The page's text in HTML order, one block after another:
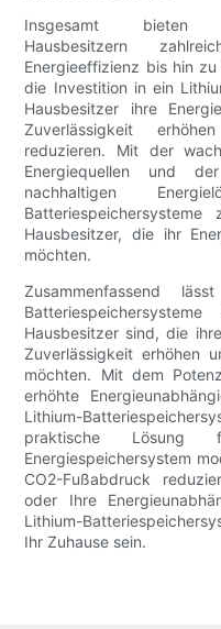
Insgesamt bieten
Hausbesitzern
Energieeffizienz bis hin
die Investition in ein
Hausbesitzer ihre
Zuverlässigkeit
reduzieren. Mit der
Energiequellen und
nachhaltigen
Hausbesitzer, die ihr
möchten.
Zusammenfassend
Hausbesitzer sind, die
Zuverlässigkeit erhöhen
möchten. Mit dem
erhöhte
Lithium-
praktische
Energiespeichersystem
CO2-Fußabdruck
oder Ihre
Lithium-
Ihr Zuhause sein.